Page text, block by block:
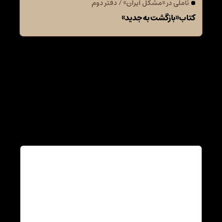
تأملی در «مشکل ایران» / دفتر دوم
کتاب «بازگشت به جدید»